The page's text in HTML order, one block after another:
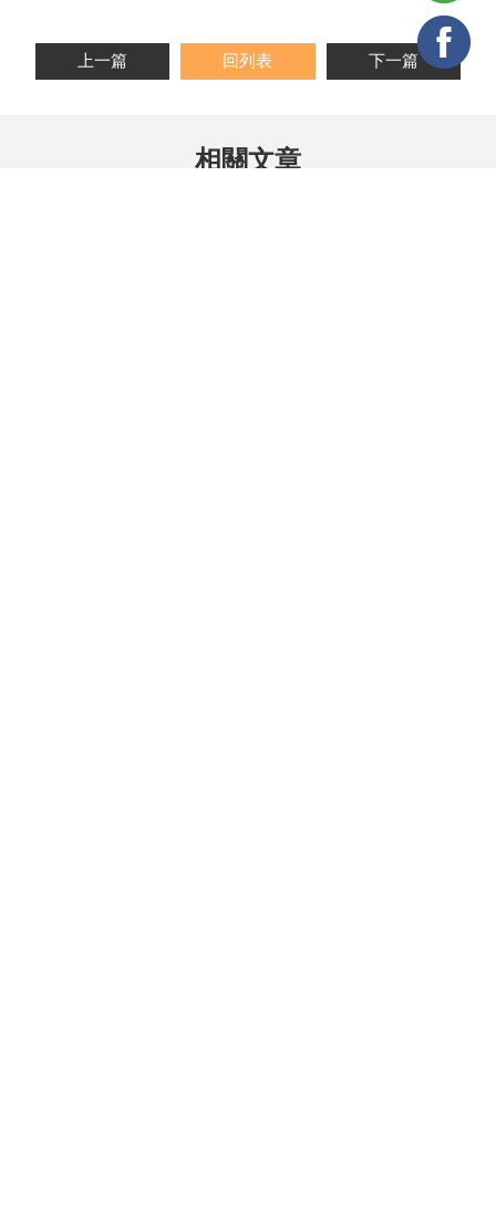
上一篇 回列表 下一篇